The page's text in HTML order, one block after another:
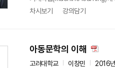
차시보기
강의담기
아동문학의 이해
고려대학교 이창민
2016